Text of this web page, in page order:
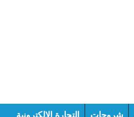
شروحات التجارة الالكترونية